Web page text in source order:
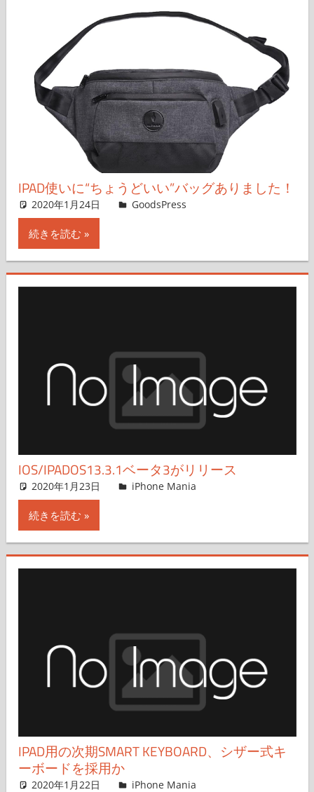
IPAD使いに“ちょうどいい”バッグありました！
2020年1月24日 ＆GP
GoodsPress
続きを読む
IOS/IPADOS13.3.1ベータ3がリリース
2020年1月23日 iPhone Mania
iPhone Mania
続きを読む
IPAD用の次期SMART KEYBOARD、シザー式キ
ーボードを採用か
2020年1月22日 iPhone Mania
iPhone Mania